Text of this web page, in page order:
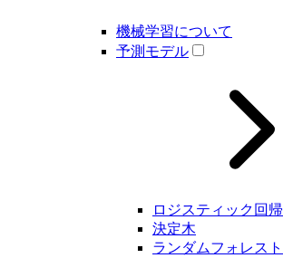
機械学習について
予測モデル
ロジスティック回帰
決定木
ランダムフォレスト